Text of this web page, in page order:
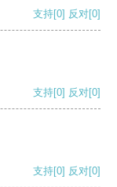
支持[0] 反对[0]
支持[0] 反对[0]
支持[0] 反对[0]